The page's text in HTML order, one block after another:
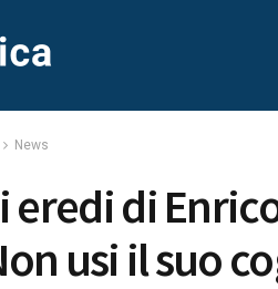
News
eredi di
usi il suo